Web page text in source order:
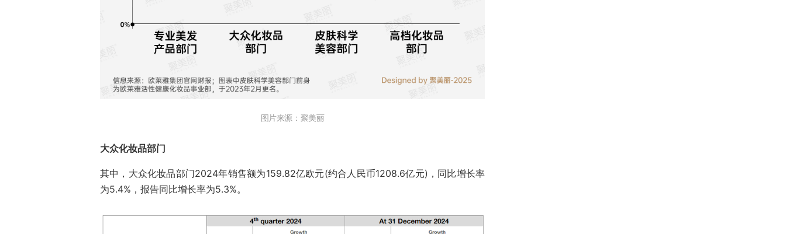
图片来源：聚美丽
大众化妆品部门
其中，大众化妆品部门2024年销售额为159.82亿欧元(约合人民币1208.6亿元)，同比增长率
为5.4%，报告同比增长率为5.3%。